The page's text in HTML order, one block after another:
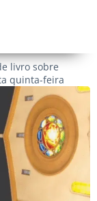
livro sobre
quinta-feira